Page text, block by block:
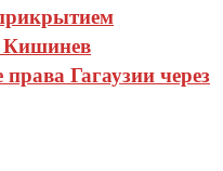
Кишинев
Гагаузии через